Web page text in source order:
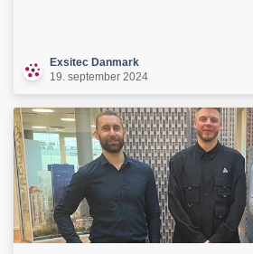
Exsitec Danmark
19. september 2024